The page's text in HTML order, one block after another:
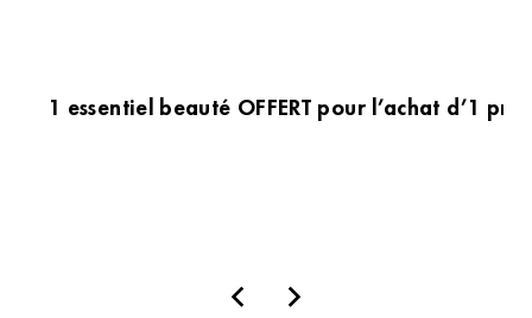
1 essentiel beauté OFFERT pour l’achat d’1